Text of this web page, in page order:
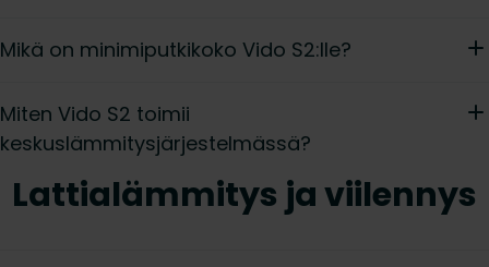
Mikä on minimiputkikoko Vido S2:lle?
Miten Vido S2 toimii
keskuslämmitysjärjestelmässä?
Lattialämmitys ja viilennys